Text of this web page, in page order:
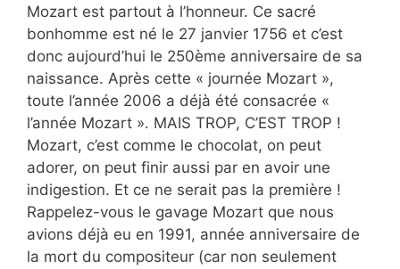
Mozart est partout à l’honneur. Ce sacré
bonhomme est né le 27 janvier 1756 et c’est
donc aujourd’hui le 250ème anniversaire de sa
naissance. Après cette « journée Mozart »,
toute l’année 2006 a déjà été consacrée «
l’année Mozart ». MAIS TROP, C’EST TROP !
Mozart, c’est comme le chocolat, on peut
adorer, on peut finir aussi par en avoir une
indigestion. Et ce ne serait pas la première !
Rappelez-vous le gavage Mozart que nous
avions déjà eu en 1991, année anniversaire de
la mort du compositeur (car non seulement